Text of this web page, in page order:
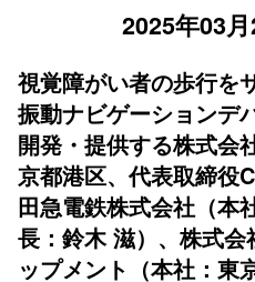
2025年03
視覚障がい者の歩行を
振動ナビゲーションデ
開発・提供する株式会
京都港区、代表取締役
田急電鉄株式会社（本
長：鈴木 滋）、株式
ップメント（本社：東